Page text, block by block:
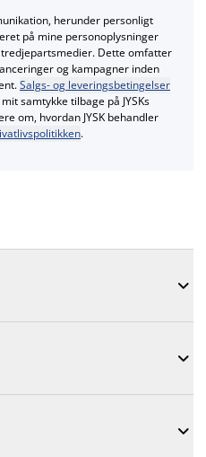
herunder personligt
på mine personoplysninger
Dette omfatter
og kampagner inden
Salgs- og leveringsbetingelser
samtykke tilbage på JYSKs
om, hvordan JYSK behandler
.


